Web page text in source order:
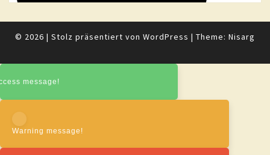
© 2026 | Stolz präsentiert von WordPress | Theme: Nisarg
message!
Warning message!